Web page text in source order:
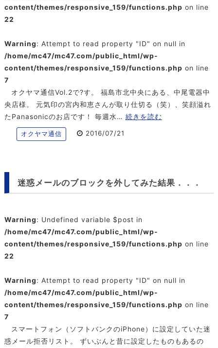
content/themes/responsive_159/functions.php on line
22
Warning: Attempt to read property "ID" on null in
/home/mc47/mc47.com/public_html/wp-
content/themes/responsive_159/functions.php on line
7
オクヤマ通信Vol.2で?す。 福島市北中央にある、中尾電器中
央店様。 元気印の宮内和恵さんが取り仕切る（笑）、笑顔溢れ
たPanasonicのお店です！ 毎週水… 続きを読む
オクヤマ通信 2016/07/21
迷惑メールのブロックを外してみた結果．．．
Warning: Undefined variable $post in
/home/mc47/mc47.com/public_html/wp-
content/themes/responsive_159/functions.php on line
22
Warning: Attempt to read property "ID" on null in
/home/mc47/mc47.com/public_html/wp-
content/themes/responsive_159/functions.php on line
7
スマートフォン（ソフトバンクのiPhone）に設定していた迷
惑メール拒否リスト。 ずいぶんと昔に設定したものもあるの